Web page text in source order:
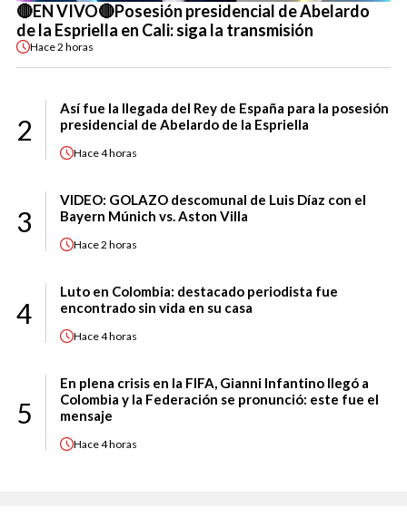
🔴EN VIVO🔴Posesión presidencial de Abelardo
de la Espriella en Cali: siga la transmisión
Hace2 horas
2
Así fue la llegada del Rey de España para la posesión
presidencial de Abelardo de la Espriella
Hace4 horas
3
VIDEO: GOLAZO descomunal de Luis Díaz con el
Bayern Múnich vs. Aston Villa
Hace2 horas
4
Luto en Colombia: destacado periodista fue
encontrado sin vida en su casa
Hace4 horas
5
En plena crisis en la FIFA, Gianni Infantino llegó a
Colombia y la Federación se pronunció: este fue el
mensaje
Hace4 horas